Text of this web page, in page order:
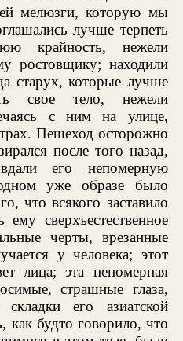
мелюзги, которую мы
лучше терпеть
крайность, нежели
ростовщику; находили
старух, которые лучше
свое тело, нежели
с ним на улице,
Пешеход осторожно
после того назад,
его непомерную
уже образе было
что всякого заставило
сверхъестественное
черты, врезанные
у человека; этот
лица; эта непомерная
страшные глаза,
его азиатской
как будто говорило, что